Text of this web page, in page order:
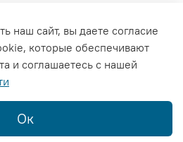
наш сайт, вы даете согласие
которые обеспечивают
и соглашаетесь с нашей
Ок